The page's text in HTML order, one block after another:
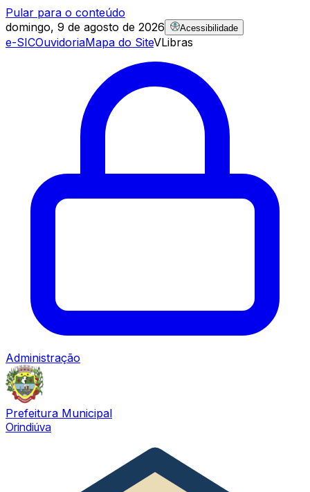
Pular para o conteúdo
domingo, 9 de agosto de 2026
Acessibilidade
e-SICOuvidoriaMapa do SiteVLibras
Administração
Prefeitura Municipal
Orindiúva